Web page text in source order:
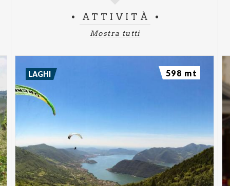
ATTIVITÀ
Mostra tutti
LAGHI 598 mt